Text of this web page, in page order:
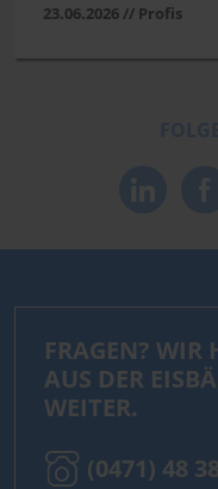
23.06.2026 // Profis
FRAGEN? WIR
AUS DER
WEITER.
(0471) 48